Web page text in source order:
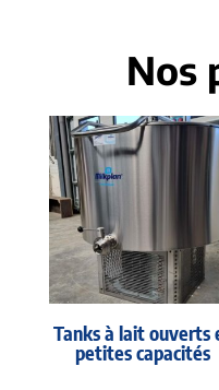
Nos
Tanks à lait ouverts
petites capacités